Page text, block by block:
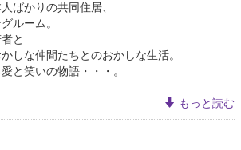
ばかりの共同住居、
ルーム。
と
しな仲間たちとのおかしな生活。
と笑いの物語・・・。
もっと読む